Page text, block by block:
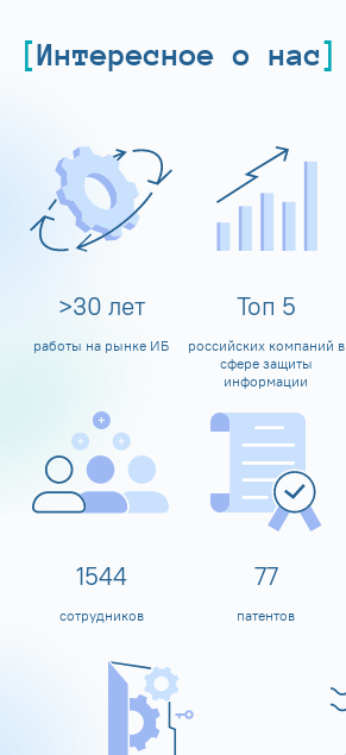
Интересное о нас
>30 лет
работы на рынке ИБ
Топ 5
российских компаний в
сфере защиты
информации
1600
сотрудников
80
патентов